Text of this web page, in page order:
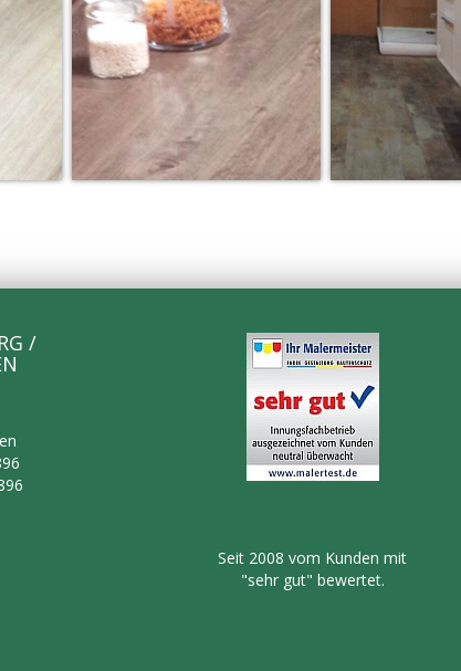
/
Seit 2008 vom Kunden mit
"sehr gut" bewertet.